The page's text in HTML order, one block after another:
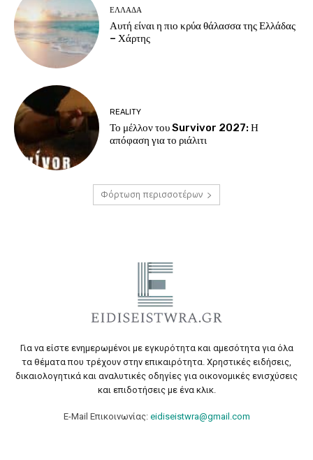
ΕΛΛΆΔΑ
Αυτή είναι η πιο κρύα θάλασσα της Ελλάδας
– Χάρτης
REALITY
Το μέλλον του Survivor 2027: Η
απόφαση για το ριάλιτι
Φόρτωση περισσοτέρων
Για να είστε ενημερωμένοι με εγκυρότητα και αμεσότητα για όλα
τα θέματα που τρέχουν στην επικαιρότητα. Χρηστικές ειδήσεις,
δικαιολογητικά και αναλυτικές οδηγίες για οικονομικές ενισχύσεις
και επιδοτήσεις με ένα κλικ.
E-Mail Επικοινωνίας: eidiseistwra@gmail.com